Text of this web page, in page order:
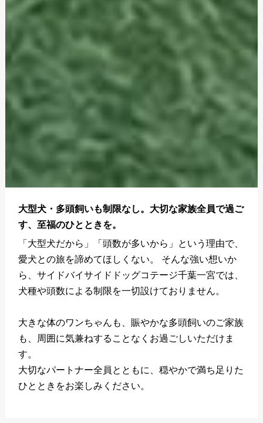
大型犬・多頭飼いも制限なし。大切な家族全員で過ご
す、至福のひとときを。
「大型犬だから」「頭数が多いから」という理由で、
愛犬との旅を諦めてほしくない。 そんな強い想いか
ら、サイドバイサイドドッグコテージ千葉一宮では、
犬種や頭数による制限を一切設けておりません。
大きな体のワンちゃんも、賑やかな多頭飼いのご家族
も、周囲に気兼ねすることなくお過ごしいただけま
す。
大切なパートナー全員とともに、穏やかで満ち足りた
ひとときをお楽しみください。